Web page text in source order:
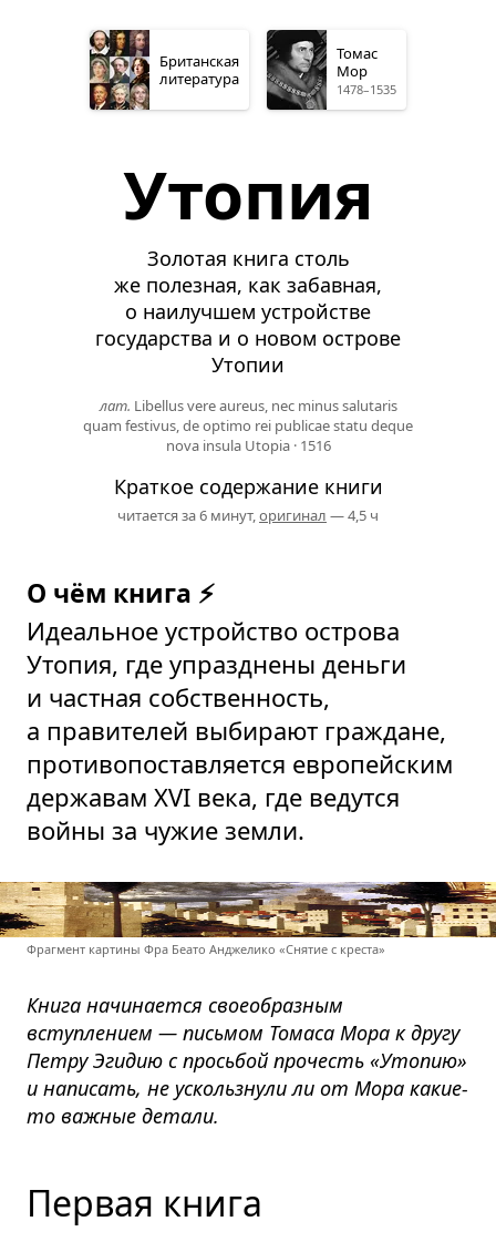
Британская
литература
Томас
Мор
1478–1535
Утопия
Золотая книга столь
же полезная, как забавная,
о наилучшем устройстве
государства и о новом острове
Утопии
лат. Libellus vere aureus, nec minus salutaris
quam festivus, de optimo rei publicae statu deque
nova insula Utopia· 1516
Краткое содержание книги
читается за 6 минут,оригинал — 4,5 ч
О чём книга ⚡
Идеальное устройство острова
Утопия, где упразднены деньги
и частная собственность,
а правителей выбирают граждане,
противо­по­ставляется европейским
державам XVI века, где ведутся
войны за чужие земли.
Фрагмент картины Фра Беато Анджелико «Снятие с креста»
Книга начинается своеобразным
вступлением — письмом Томаса Мора к другу
Петру Эгидию с просьбой прочесть «Утопию»
и написать, не ускользнули ли от Мора какие-
то важные детали.
Первая книга